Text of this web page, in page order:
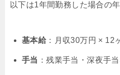
以下は1年間勤務した場合の
基本給 ：月収30万円 × 12
手当 ：残業手当・深夜手